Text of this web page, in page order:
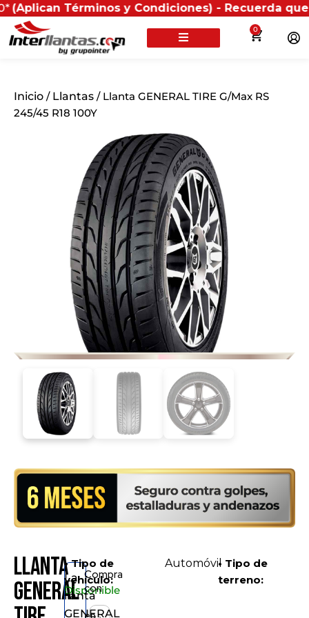
Términos y Condiciones) - Recuerda que si
0
Inicio / Llantas / Llanta GENERAL TIRE G/Max RS
245/45 R18 100Y
Llanta
GENERALDisponible
Compra
con
La
llanta
GENERAL
• Tipo de
vehículo:
Automóvil• Tipo de
terreno: